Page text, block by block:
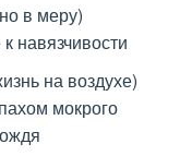
в меру)
навязчивости
на воздухе)
мокрого